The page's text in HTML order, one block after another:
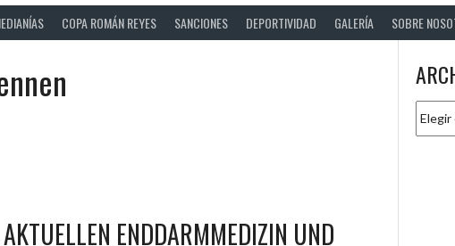
COPA ROMÁN REYES SANCIONES DEPORTIVIDAD GALERÍA SOBRE
ENDDARMMEDIZIN UND